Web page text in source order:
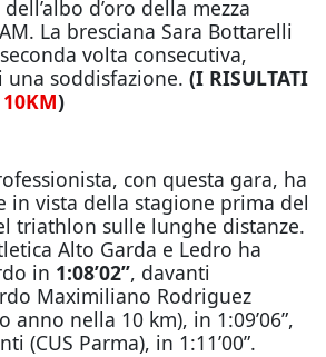
d’oro della mezza
La bresciana Sara Bottarelli
volta consecutiva,
soddisfazione. (I RISULTATI
10KM)
con questa gara, ha
in vista della stagione prima del
triathlon sulle lunghe distanze.
Alto Garda e Ledro ha
in 1:08’02”, davanti
Maximiliano Rodriguez
anno nella 10 km), in 1:09’06”,
(CUS Parma), in 1:11’00”.